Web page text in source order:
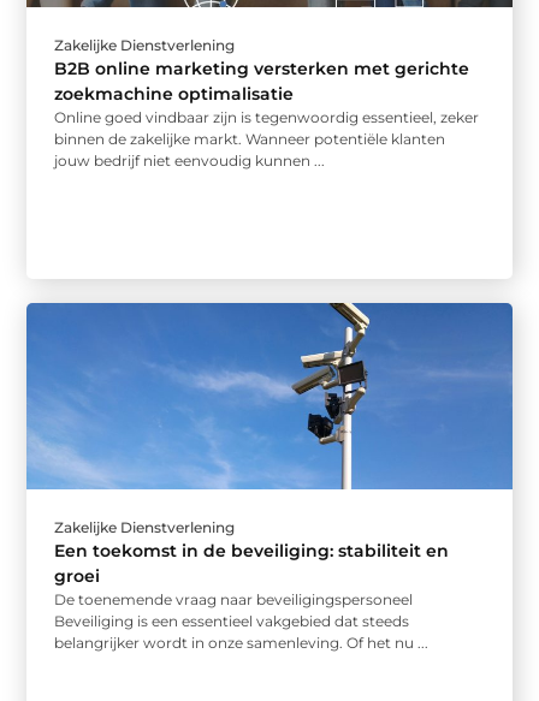
Zakelijke Dienstverlening
B2B online marketing versterken met gerichte
zoekmachine optimalisatie
Online goed vindbaar zijn is tegenwoordig essentieel, zeker
binnen de zakelijke markt. Wanneer potentiële klanten
jouw bedrijf niet eenvoudig kunnen ...
Zakelijke Dienstverlening
Een toekomst in de beveiliging: stabiliteit en
groei
De toenemende vraag naar beveiligingspersoneel
Beveiliging is een essentieel vakgebied dat steeds
belangrijker wordt in onze samenleving. Of het nu ...